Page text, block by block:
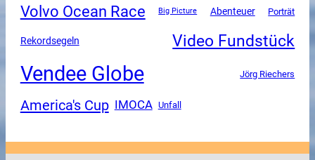
Volvo Ocean Race Big Picture Abenteuer Porträt
Rekordsegeln Video Fundstück
Vendee Globe Jörg Riechers
America's Cup IMOCA Unfall